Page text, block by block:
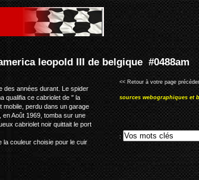
#0488am
des années durant. Le spider
qualifia ce cabriolet de " la
mobile, perdu dans un garage
Août 1969, tomba sur une
cabriolet noir quittait le port
la couleur choisie pour le cuir
<< Retour à votre page
sources webographiques et
: